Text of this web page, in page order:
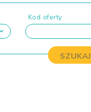
Kod oferty
SZUKAJ